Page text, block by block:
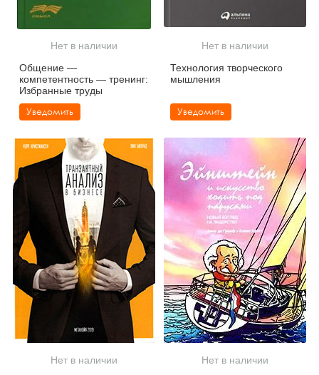
Нет в наличии
Общение —
компетентность — тренинг:
Избранные труды
Уведомить
Нет в наличии
Технология творческого
мышления
Уведомить
Нет в наличии
Нет в наличии